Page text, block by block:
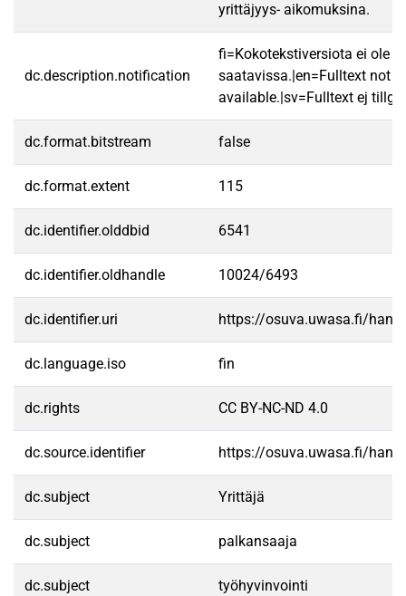
yrittäjyys- aikomuksina.
dc.description.notification
fi=Kokotekstiversiota ei ole
saatavissa.|en=Fulltext not
available.|sv=Fulltext ej
dc.format.bitstream false
dc.format.extent 115
dc.identifier.olddbid 6541
dc.identifier.oldhandle 10024/6493
dc.identifier.uri https://osuva.uwasa.fi/
dc.language.iso fin
dc.rights CC BY-NC-ND 4.0
dc.source.identifier https://osuva.uwasa.fi/
dc.subject Yrittäjä
dc.subject palkansaaja
dc.subject työhyvinvointi